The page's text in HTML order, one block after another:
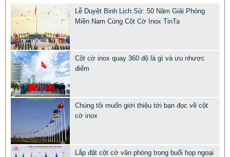
QUÀ TẶNG Ý NGHĨA CHO SẾP – ĐỘC LẠ, SANG TRỌNG -
CỜ ĐỂ BÀN & HỘP BÚT CAO CẤP
2.968.680 VNĐ
Mẫu: QUA TANG Y NGHIA CHO SEP
Lễ Duyệt Binh Lịch Sử: 50 Năm Giải Phóng
Miền Nam Cùng Cột Cờ Inox TinTa
Cột cờ inox quay 360 độ là gì và ưu nhược
điểm
Chúng tôi muốn giới thiệu tới bạn đọc về cột
cờ inox
Lắp đặt cột cờ văn phòng trong buổi họp ngoại